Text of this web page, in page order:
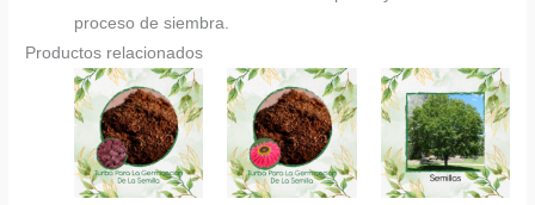
proceso de siembra.
Productos relacionados